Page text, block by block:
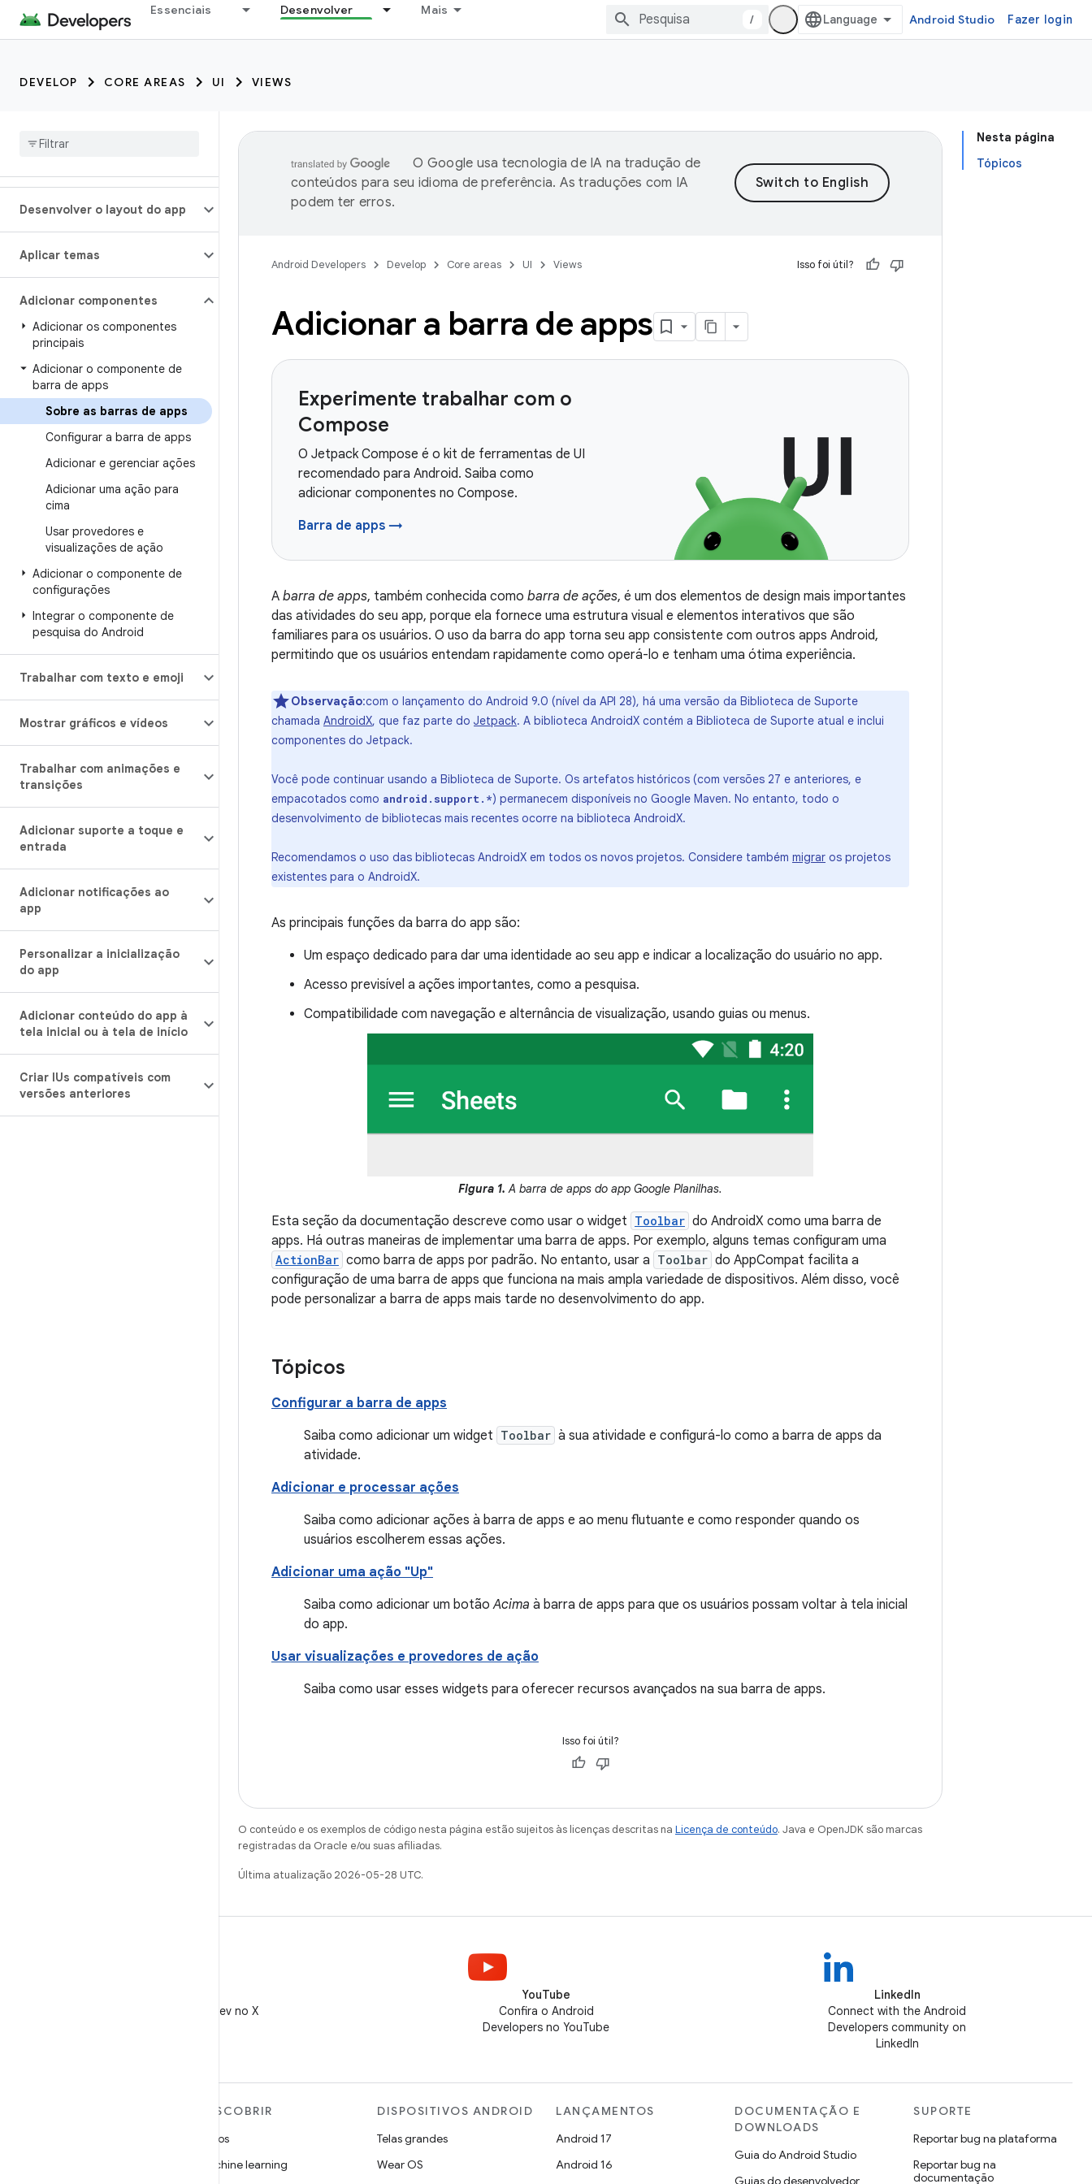
Essenciais Desenvolver Mais
/ Android Studio Fazer login
DEVELOP CORE AREAS UI VIEWS
Desenvolver o layout do app
Aplicar temas
Adicionar componentes
Adicionar os componentes
principais
Adicionar o componente de
barra de apps
Sobre as barras de apps
Configurar a barra de apps
Adicionar e gerenciar ações
Adicionar uma ação para
cima
Usar provedores e
visualizações de ação
Adicionar o componente de
configurações
Integrar o componente de
pesquisa do Android
Trabalhar com texto e emoji
Mostrar gráficos e vídeos
Trabalhar com animações e
transições
Adicionar suporte a toque e
entrada
Adicionar notificações ao
app
Personalizar a inicialização
do app
Adicionar conteúdo do app à
tela inicial ou à tela de início
Criar IUs compatíveis com
versões anteriores
Nesta página
Tópicos
O Google usa tecnologia de IA na tradução de
conteúdos para seu idioma de preferência. As traduções com IA
podem ter erros.
Android Developers Develop Core areas UI Views Isso foi útil?
Adicionar a barra de apps
Experimente trabalhar com o
Compose
O Jetpack Compose é o kit de ferramentas de UI
recomendado para Android. Saiba como
adicionar componentes no Compose.
Barra de apps →
A barra de apps, também conhecida como barra de ações, é um dos elementos de design mais importantes
das atividades do seu app, porque ela fornece uma estrutura visual e elementos interativos que são
familiares para os usuários. O uso da barra do app torna seu app consistente com outros apps Android,
permitindo que os usuários entendam rapidamente como operá-lo e tenham uma ótima experiência.
Observação:com o lançamento do Android 9.0 (nível da API 28), há uma versão da Biblioteca de Suporte
chamada AndroidX, que faz parte do Jetpack. A biblioteca AndroidX contém a Biblioteca de Suporte atual e inclui
componentes do Jetpack.
Você pode continuar usando a Biblioteca de Suporte. Os artefatos históricos (com versões 27 e anteriores, e
empacotados como android.support.*) permanecem disponíveis no Google Maven. No entanto, todo o
desenvolvimento de bibliotecas mais recentes ocorre na biblioteca AndroidX.
Recomendamos o uso das bibliotecas AndroidX em todos os novos projetos. Considere também migrar os projetos
existentes para o AndroidX.
As principais funções da barra do app são:
Um espaço dedicado para dar uma identidade ao seu app e indicar a localização do usuário no app.
Acesso previsível a ações importantes, como a pesquisa.
Compatibilidade com navegação e alternância de visualização, usando guias ou menus.
Figura 1. A barra de apps do app Google Planilhas.
Esta seção da documentação descreve como usar o widget Toolbar do AndroidX como uma barra de
apps. Há outras maneiras de implementar uma barra de apps. Por exemplo, alguns temas configuram uma
ActionBar como barra de apps por padrão. No entanto, usar a Toolbar do AppCompat facilita a
configuração de uma barra de apps que funciona na mais ampla variedade de dispositivos. Além disso, você
pode personalizar a barra de apps mais tarde no desenvolvimento do app.
Tópicos
Configurar a barra de apps
Saiba como adicionar um widget Toolbar à sua atividade e configurá-lo como a barra de apps da
atividade.
Adicionar e processar ações
Saiba como adicionar ações à barra de apps e ao menu flutuante e como responder quando os
usuários escolherem essas ações.
Adicionar uma ação "Up"
Saiba como adicionar um botãoAcima à barra de apps para que os usuários possam voltar à tela inicial
do app.
Usar visualizações e provedores de ação
Saiba como usar esses widgets para oferecer recursos avançados na sua barra de apps.
Isso foi útil?
O conteúdo e os exemplos de código nesta página estão sujeitos às licenças descritas na Licença de conteúdo. Java e OpenJDK são marcas
registradas da Oracle e/ou suas afiliadas.
Última atualização 2026-05-28 UTC.
Siga @AndroidDev no X
YouTube
Confira o Android
Developers no YouTube
LinkedIn
Connect with the Android
Developers community on
LinkedIn
DESCOBRIR
Jogos
Machine learning
DISPOSITIVOS ANDROID
Telas grandes
Wear OS
LANÇAMENTOS
Android 17
Android 16
DOCUMENTAÇÃO E
DOWNLOADS
Guia do Android Studio
Guias do desenvolvedor
SUPORTE
Reportar bug na plataforma
Reportar bug na
documentação